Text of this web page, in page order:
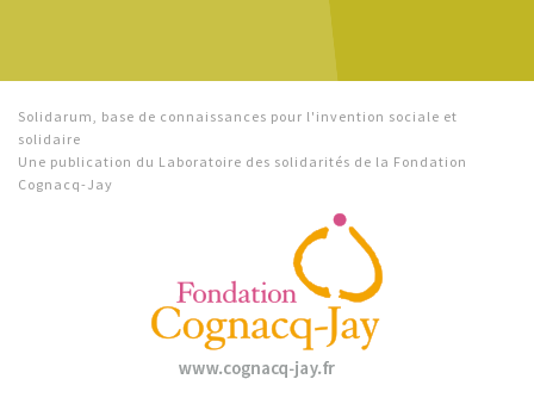
Solidarum, base de connaissances pour l'invention sociale et
solidaire
Une publication du Laboratoire des solidarités de la Fondation
Cognacq-Jay